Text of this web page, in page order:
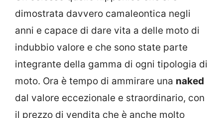
dimostrata davvero camaleontica negli
anni e capace di dare vita a delle moto di
indubbio valore e che sono state parte
integrante della gamma di ogni tipologia di
moto. Ora è tempo di ammirare una naked
dal valore eccezionale e straordinario, con
il prezzo di vendita che è anche molto